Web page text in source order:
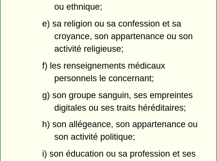
ou ethnique;
e) sa religion ou sa confession et sa
croyance, son appartenance ou son
activité religieuse;
f) les renseignements médicaux
personnels le concernant;
g) son groupe sanguin, ses empreintes
digitales ou ses traits héréditaires;
h) son allégeance, son appartenance ou
son activité politique;
i) son éducation ou sa profession et ses